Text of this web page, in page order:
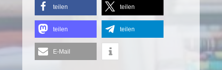
teilen teilen
teilen teilen
E-Mail